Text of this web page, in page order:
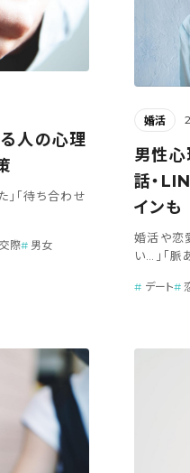
る人の心理
」「待ち合わせ
交際
男女
婚活
男性心
話・
インも
婚活や恋
い…」「脈
デート